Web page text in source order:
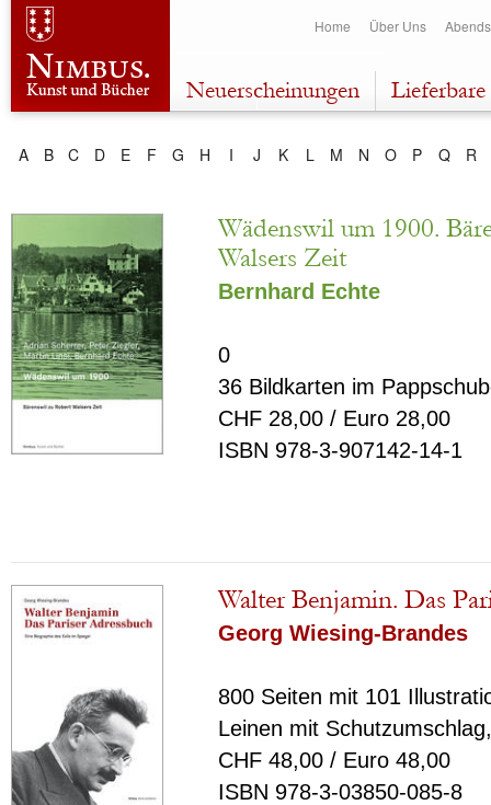
Home Über Uns
Neuerscheinungen
A B C D E F G H I J K L M N O P Q R
Wädenswil um 1900.
Walsers Zeit
Bernhard Echte
0
36 Bildkarten im
CHF 28,00 / Euro 28,00
ISBN 978-3-907142-14-1
Walter Benjamin. Das
Georg Wiesing-Brandes
800 Seiten mit 101
Leinen mit
CHF 48,00 / Euro 48,00
ISBN 978-3-03850-085-8